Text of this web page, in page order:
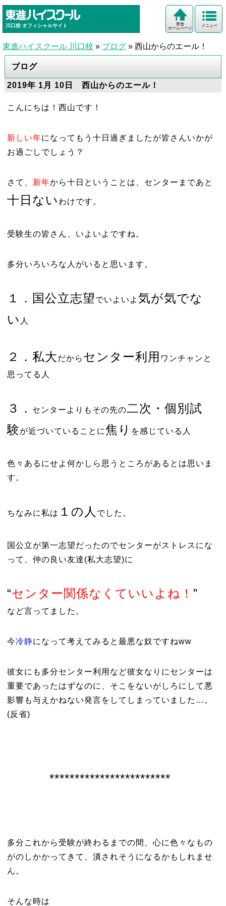
川口校 オフィシャルサイト メニュー
東進
ホームページ
東進ハイスクール 川口校 » ブログ » 西山からのエール！
ブログ
2019年 1月 10日 西山からのエール！
こんにちは！西山です！
新しい年になってもう十日過ぎましたが皆さんいかが
お過ごしでしょう？
さて、 新年から十日ということは、センターまであと
十日ない わけです。
受験生の皆さん、いよいよですね。
多分いろいろな人がいると思います。
１． 国公立志望 でいよいよ 気が気でな
い 人
２． 私大だから センター利用 ワンチャンと
思ってる人
３ ． センターよりもその先の二次・個別試
験が近づいていることに焦り を感じている人
色々あるにせよ何かしら思うところがあるとは思いま
す。
ちなみに私は １の人 でした。
国公立が第一志望だったのでセンターがストレスにな
って、仲の良い友達(私大志望)に
“センター関係なくていいよね！ ”
など言ってました。
今冷静になって考えてみると 最悪な奴 ですねww
彼女にも多分センター利用など彼女なりにセンターは
重要であったはずなのに、そこをないがしろにして悪
影響も与えかねない発言をしてしまっていました…。
(反省)
************************
多分これから受験が終わるまでの間、心に色々なもの
がのしかかってきて、潰されそうになるかもしれませ
ん。
そんな時は